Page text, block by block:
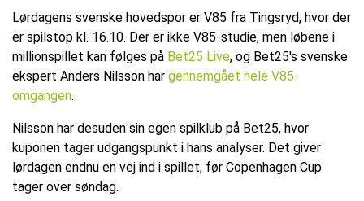
Lørdagens svenske hovedspor er V85 fra Tingsryd, hvor der
er spilstop kl. 16.10. Der er ikke V85-studie, men løbene i
millionspillet kan følges på Bet25 Live, og Bet25's svenske
ekspert Anders Nilsson har gennemgået hele V85-
omgangen.
Nilsson har desuden sin egen spilklub på Bet25, hvor
kuponen tager udgangspunkt i hans analyser. Det giver
lørdagen endnu en vej ind i spillet, før Copenhagen Cup
tager over søndag.